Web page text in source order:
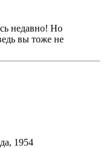
недавно! Но
вы тоже не
1954